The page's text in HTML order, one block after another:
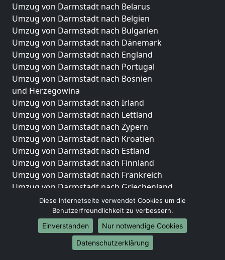
Umzug von Darmstadt nach Belarus
Umzug von Darmstadt nach Belgien
Umzug von Darmstadt nach Bulgarien
Umzug von Darmstadt nach Dänemark
Umzug von Darmstadt nach England
Umzug von Darmstadt nach Portugal
Umzug von Darmstadt nach Bosnien
und Herzegowina
Umzug von Darmstadt nach Irland
Umzug von Darmstadt nach Lettland
Umzug von Darmstadt nach Zypern
Umzug von Darmstadt nach Kroatien
Umzug von Darmstadt nach Estland
Umzug von Darmstadt nach Finnland
Umzug von Darmstadt nach Frankreich
Umzug von Darmstadt nach Griechenland
Umzug von Darmstadt nach Italien
Umzug von Darmstadt nach Liechtenstein
Umzug von Darmstadt nach Luxemburg
Umzug von Darmstadt nach Niederlande
Umzug von Darmstadt nach Norwegen
Diese Internetseite verwendet Cookies um die
Benutzerfreundlichkeit zu verbessern.
Einverstanden
Nur notwendige Cookies
Datenschutzerklärung